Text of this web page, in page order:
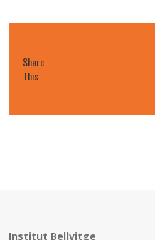
Share
This
Institut Bellvitge